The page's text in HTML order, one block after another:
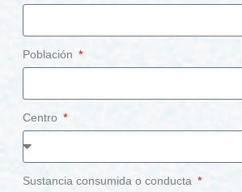
Población
Centro
Sustancia consumida o conducta